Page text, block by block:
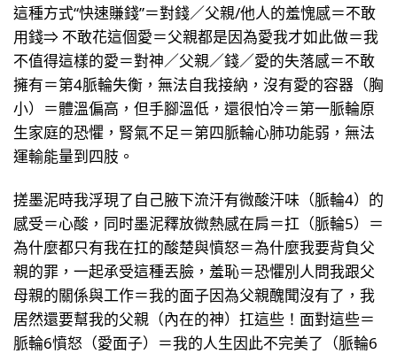
這種方式“快速賺錢”＝對錢／父親/他人的羞愧感＝不敢
用錢⇒ 不敢花這個愛＝父親都是因為愛我才如此做＝我
不值得這樣的愛＝對神／父親／錢／愛的失落感＝不敢
擁有＝第4脈輪失衡，無法自我接納，沒有愛的容器（胸
小）＝體溫偏高，但手腳溫低，還很怕冷＝第一脈輪原
生家庭的恐懼，腎氣不足＝第四脈輪心肺功能弱，無法
運輸能量到四肢。
搓墨泥時我浮現了自己腋下流汗有微酸汗味（脈輪4）的
感受＝心酸，同时墨泥釋放微熱感在肩＝扛（脈輪5）＝
為什麼都只有我在扛的酸楚與憤怒＝為什麼我要背負父
親的罪，一起承受這種丟臉，羞恥＝恐懼別人問我跟父
母親的關係與工作＝我的面子因為父親醜聞沒有了，我
居然還要幫我的父親（內在的神）扛這些！面對這些＝
脈輪6憤怒（愛面子）＝我的人生因此不完美了（脈輪6